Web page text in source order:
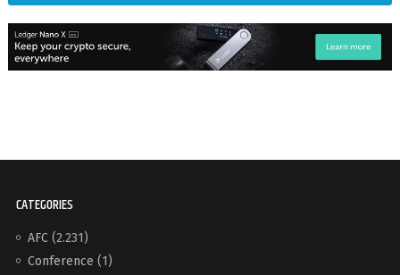
CATEGORIES
AFC(2.231)
Conference (1)